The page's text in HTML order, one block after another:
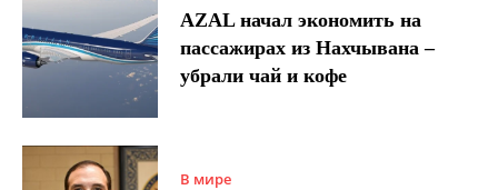
AZAL начал экономить на
пассажирах из Нахчывана –
убрали чай и кофе
В мире